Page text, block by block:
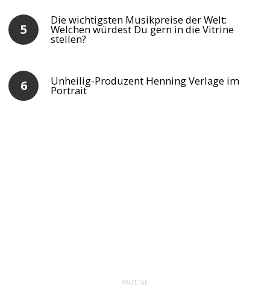
Die wichtigsten Musikpreise der Welt:
Welchen würdest Du gern in die Vitrine
stellen?
Unheilig-Produzent Henning Verlage im
Portrait
ANZEIGE